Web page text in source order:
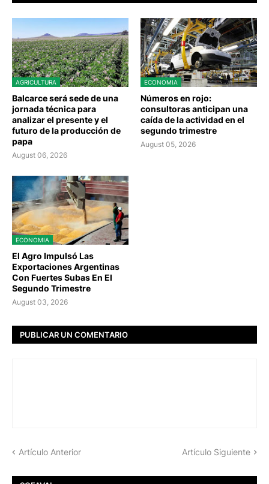
AGRICULTURA
Balcarce será sede de una
jornada técnica para
analizar el presente y el
futuro de la producción de
papa
August 06, 2026
ECONOMIA
Números en rojo:
consultoras anticipan una
caída de la actividad en el
segundo trimestre
August 05, 2026
ECONOMIA
El Agro Impulsó Las
Exportaciones Argentinas
Con Fuertes Subas En El
Segundo Trimestre
August 03, 2026
PUBLICAR UN COMENTARIO
Artículo Anterior Artículo Siguiente